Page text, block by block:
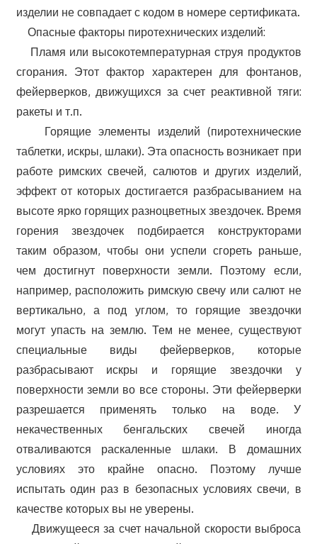
изделии не совпадает с кодом в номере сертификата.
Опасные факторы пиротехнических изделий:
Пламя или высокотемпературная струя продуктов
сгорания. Этот фактор характерен для фонтанов,
фейерверков, движущихся за счет реактивной тяги:
ракеты и т.п.
Горящие элементы изделий (пиротехнические
таблетки, искры, шлаки). Эта опасность возникает при
работе римских свечей, салютов и других изделий,
эффект от которых достигается разбрасыванием на
высоте ярко горящих разноцветных звездочек. Время
горения звездочек подбирается конструкторами
таким образом, чтобы они успели сгореть раньше,
чем достигнут поверхности земли. Поэтому если,
например, расположить римскую свечу или салют не
вертикально, а под углом, то горящие звездочки
могут упасть на землю. Тем не менее, существуют
специальные виды фейерверков, которые
разбрасывают искры и горящие звездочки у
поверхности земли во все стороны. Эти фейерверки
разрешается применять только на воде. У
некачественных бенгальских свечей иногда
отваливаются раскаленные шлаки. В домашних
условиях это крайне опасно. Поэтому лучше
испытать один раз в безопасных условиях свечи, в
качестве которых вы не уверены.
Движущееся за счет начальной скорости выброса